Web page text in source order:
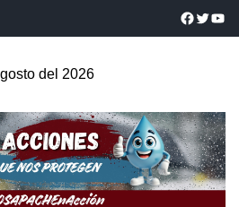
del 2026